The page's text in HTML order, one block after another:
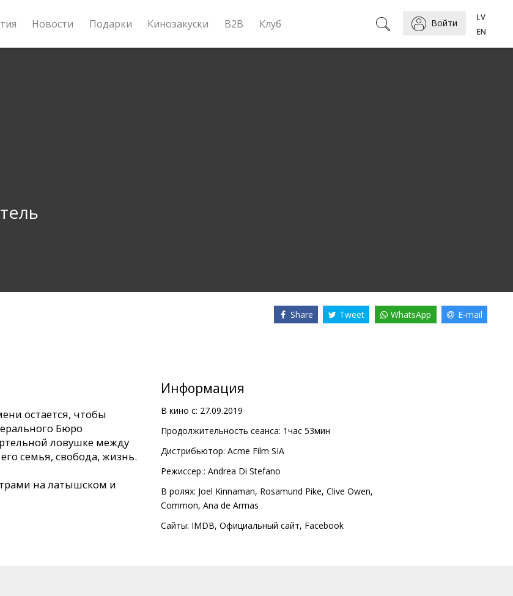
Новости Подарки Кинозакуски B2B Клуб Войти
Share Tweet WhatsApp E-mail
остается, чтобы
Бюро
ловушке между
семья, свобода, жизнь.
на латышском и
Информация
В кино с: 27.09.2019
Продолжительность сеанса: 1час 53мин
Дистрибьютор: Acme Film SIA
Pежиссер : Andrea Di Stefano
В ролях: Joel Kinnaman, Rosamund Pike, Clive Owen,
Common, Ana de Armas
Сайты: IMDB, Официальный сайт, Facebook